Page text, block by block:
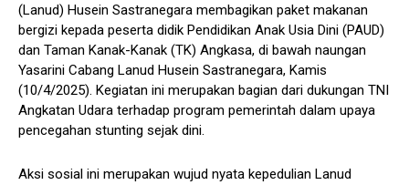
(Lanud) Husein Sastranegara membagikan paket makanan
bergizi kepada peserta didik Pendidikan Anak Usia Dini (PAUD)
dan Taman Kanak-Kanak (TK) Angkasa, di bawah naungan
Yasarini Cabang Lanud Husein Sastranegara, Kamis
(10/4/2025). Kegiatan ini merupakan bagian dari dukungan TNI
Angkatan Udara terhadap program pemerintah dalam upaya
pencegahan stunting sejak dini.
Aksi sosial ini merupakan wujud nyata kepedulian Lanud